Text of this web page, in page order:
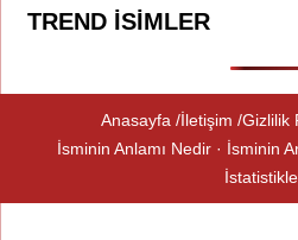
TREND İSIMLER
Anasayfa İletişim Gizlilik
İsminin Anlamı Nedir · İsminin